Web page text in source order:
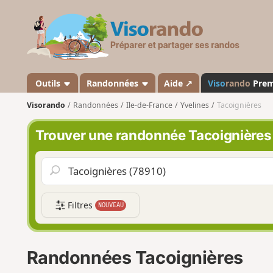
s
a
n
d
o
Outils Randonnées Aide ↗ Visorando
Visorando Randonnées Ile-de-France Yvelines Tacoignières
Trouver une randonnée Tacoignières
Filtres NOUVEAU
Randonnées Tacoignières